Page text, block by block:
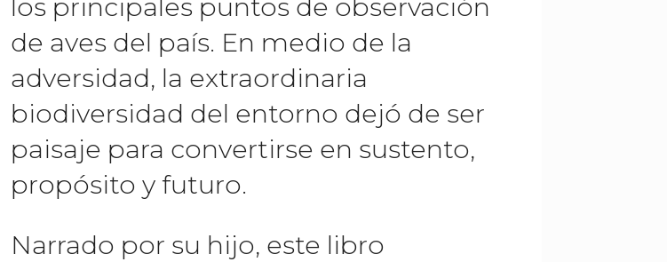
los principales puntos de observación
de aves del país. En medio de la
adversidad, la extraordinaria
biodiversidad del entorno dejó de ser
paisaje para convertirse en sustento,
propósito y futuro.
Narrado por su hijo, este libro